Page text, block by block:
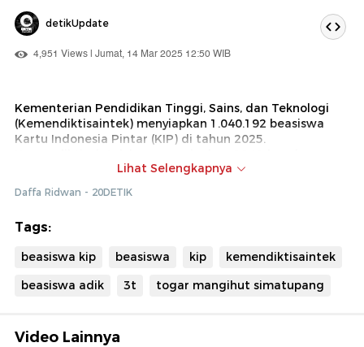
detikUpdate
4,951 Views | Jumat, 14 Mar 2025 12:50 WIB
Kementerian Pendidikan Tinggi, Sains, dan Teknologi
(Kemendiktisaintek) menyiapkan 1.040.192 beasiswa
Kartu Indonesia Pintar (KIP) di tahun 2025.
Afirmasi Pemerintah Pendidikan Tinggi (ADik) untuk
siswa yang berada di daerah 3T (tertinggal, terdepan,
terluar).
Lihat Selengkapnya
Daffa Ridwan - 20DETIK
Tags:
beasiswa kip beasiswa kip
kemendiktisaintek
beasiswa adik
3t togar mangihut simatupang
Video Lainnya